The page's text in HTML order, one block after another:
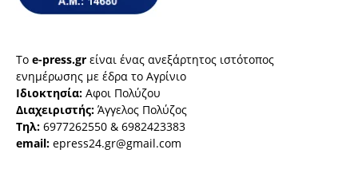
Το e-press.gr είναι ένας ανεξάρτητος ιστότοπος
ενημέρωσης με έδρα το Αγρίνιο
Ιδιοκτησία: Αφοι Πολύζου
Διαχειριστής: Άγγελος Πολύζος
Τηλ: 6977262550 & 6982423383
email: epress24.gr@gmail.com